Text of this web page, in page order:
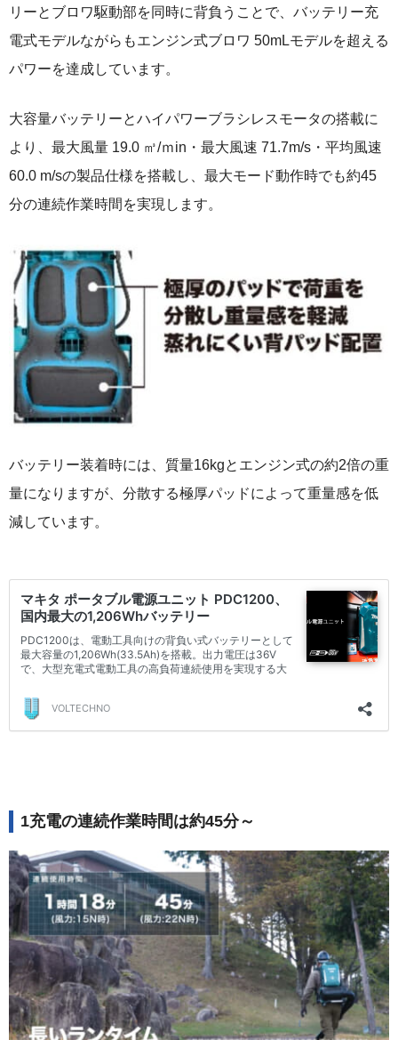
リーとブロワ駆動部を同時に背負うことで、バッテリー充
電式モデルながらもエンジン式ブロワ 50mLモデルを超える
パワーを達成しています。
大容量バッテリーとハイパワーブラシレスモータの搭載に
より、最大風量 19.0 ㎥/ｍin・最大風速 71.7m/s・平均風速
60.0 m/sの製品仕様を搭載し、最大モード動作時でも約45
分の連続作業時間を実現します。
バッテリー装着時には、質量16kgとエンジン式の約2倍の重
量になりますが、分散する極厚パッドによって重量感を低
減しています。
1充電の連続作業時間は約45分～